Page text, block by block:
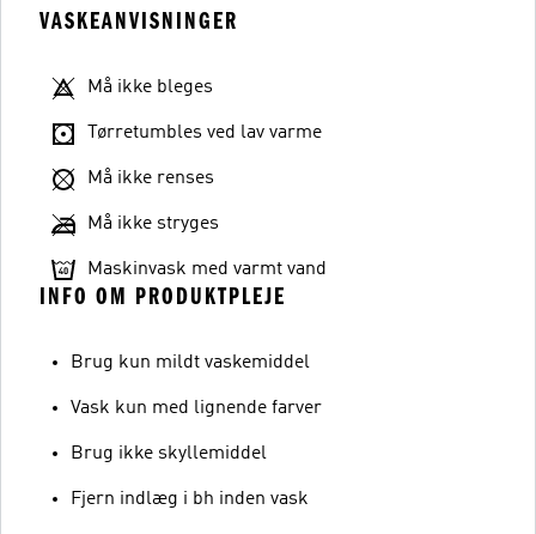
VASKEANVISNINGER
Må ikke bleges
Tørretumbles ved lav varme
Må ikke renses
Må ikke stryges
Maskinvask med varmt vand
INFO OM PRODUKTPLEJE
Brug kun mildt vaskemiddel
Vask kun med lignende farver
Brug ikke skyllemiddel
Fjern indlæg i bh inden vask